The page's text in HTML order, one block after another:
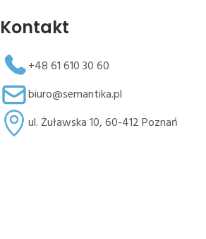
Kontakt
+48 61 610 30 60
biuro@semantika.pl
ul. Żuławska 10, 60-412 Poznań